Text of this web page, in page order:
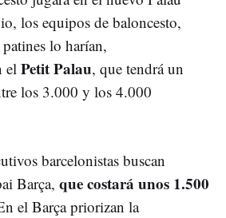
los equipos de baloncesto,
lo harían,
el Petit Palau, que tendrá un
los 3.000 y los 4.000
barcelonistas buscan
Barça, que costará unos 1.500
el Barça priorizan la